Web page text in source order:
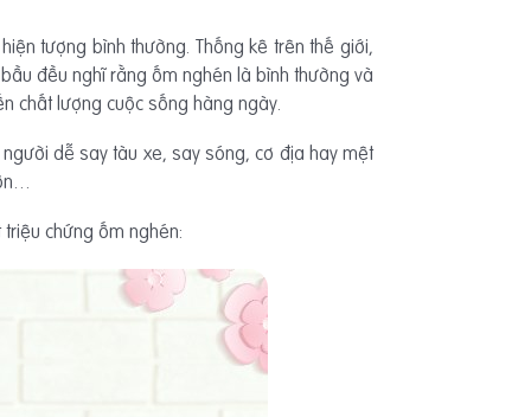
tượng bình thường. Thống kê trên thế giới,
đều nghĩ rằng ốm nghén là bình thường và
chất lượng cuộc sống hàng ngày.
dễ say tàu xe, say sóng, cơ địa hay mệt
chứng ốm nghén: